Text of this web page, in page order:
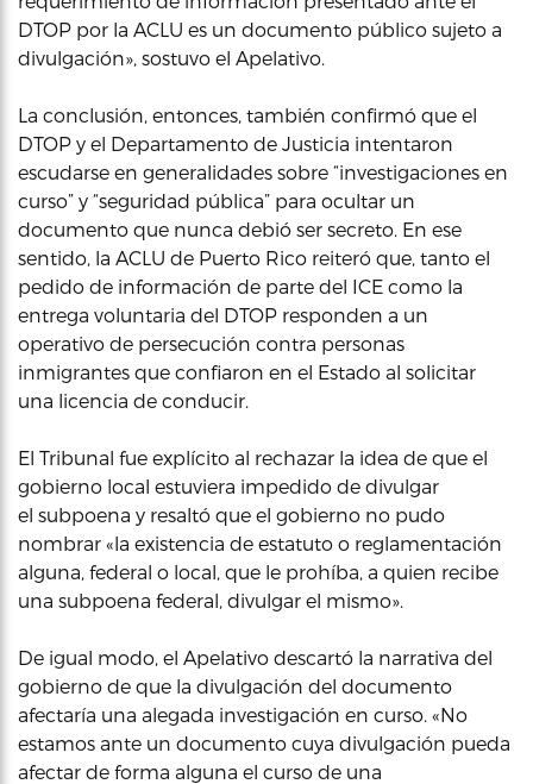
DTOP por la ACLU es un documento público sujeto a
divulgación», sostuvo el Apelativo.
La conclusión, entonces, también confirmó que el
DTOP y el Departamento de Justicia intentaron
escudarse en generalidades sobre “investigaciones en
curso” y “seguridad pública” para ocultar un
documento que nunca debió ser secreto. En ese
sentido, la ACLU de Puerto Rico reiteró que, tanto el
pedido de información de parte del ICE como la
entrega voluntaria del DTOP responden a un
operativo de persecución contra personas
inmigrantes que confiaron en el Estado al solicitar
una licencia de conducir.
El Tribunal fue explícito al rechazar la idea de que el
gobierno local estuviera impedido de divulgar
el subpoena y resaltó que el gobierno no pudo
nombrar «la existencia de estatuto o reglamentación
alguna, federal o local, que le prohíba, a quien recibe
una subpoena federal, divulgar el mismo».
De igual modo, el Apelativo descartó la narrativa del
gobierno de que la divulgación del documento
afectaría una alegada investigación en curso. «No
estamos ante un documento cuya divulgación pueda
afectar de forma alguna el curso de una